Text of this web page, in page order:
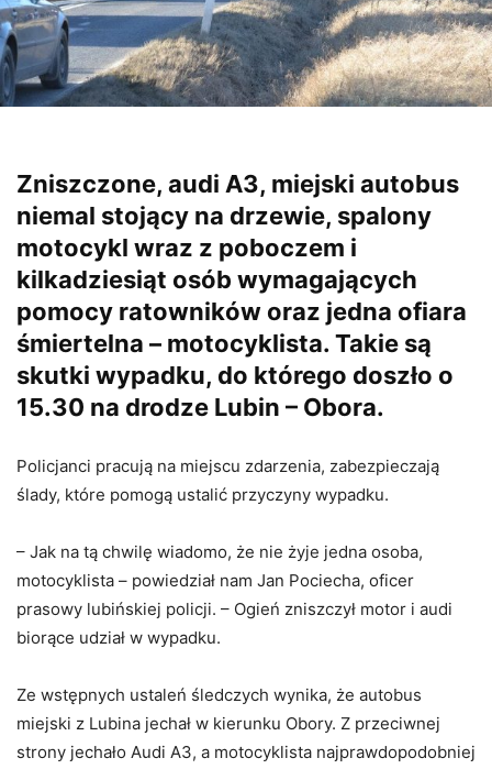
Zniszczone, audi A3, miejski autobus
niemal stojący na drzewie, spalony
motocykl wraz z poboczem i
kilkadziesiąt osób wymagających
pomocy ratowników oraz jedna ofiara
śmiertelna – motocyklista. Takie są
skutki wypadku, do którego doszło o
15.30 na drodze Lubin – Obora.
Policjanci pracują na miejscu zdarzenia, zabezpieczają
ślady, które pomogą ustalić przyczyny wypadku.
– Jak na tą chwilę wiadomo, że nie żyje jedna osoba,
motocyklista – powiedział nam Jan Pociecha, oficer
prasowy lubińskiej policji. – Ogień zniszczył motor i audi
biorące udział w wypadku.
Ze wstępnych ustaleń śledczych wynika, że autobus
miejski z Lubina jechał w kierunku Obory. Z przeciwnej
strony jechało Audi A3, a motocyklista najprawdopodobniej